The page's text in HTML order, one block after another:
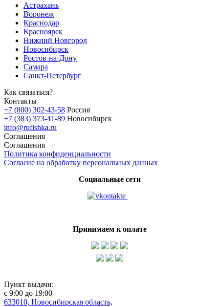
Астрахань
Воронеж
Краснодар
Красноярск
Нижний Новгород
Новосибирск
Ростов-на-Дону
Самара
Санкт-Петербург
Как связаться?
Контакты
+7 (800) 302-43-58 Россия
+7 (383) 373-41-89 Новосибирск
info@rufishka.ru
Соглашения
Соглашения
Политика конфиденциальности
Согласие на обработку персональных данных
Социальные сети
Принимаем к оплате
Пункт выдачи:
с 9:00 до 19:00
633010, Новосибирская область,